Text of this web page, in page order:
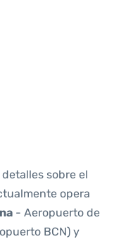
sobre el
opera
- Aeropuerto de
BCN) y